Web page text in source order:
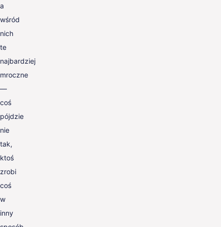
a
wśród
nich
te
najbardziej
mroczne
—
coś
pójdzie
nie
tak,
ktoś
zrobi
coś
w
inny